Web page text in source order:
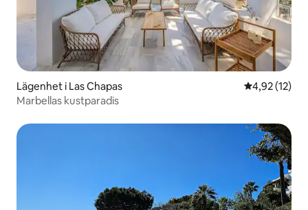
Lägenhet i Las Chapas 4,92 av 5 i
4,92 (12)
Marbellas kustparadis